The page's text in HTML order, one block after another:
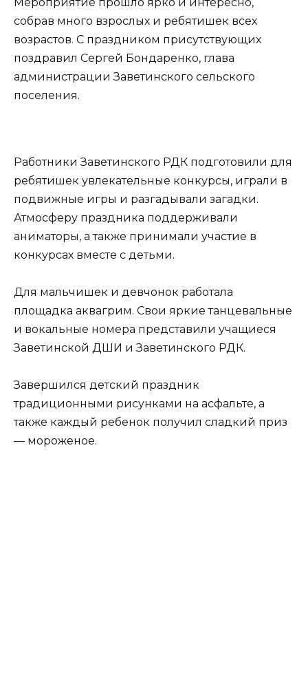
собрав много взрослых и ребятишек всех
возрастов. С праздником присутствующих
поздравил Сергей Бондаренко, глава
администрации Заветинского сельского
поселения.
Работники Заветинского РДК подготовили для
ребятишек увлекательные конкурсы, играли в
подвижные игры и разгадывали загадки.
Атмосферу праздника поддерживали
аниматоры, а также принимали участие в
конкурсах вместе с детьми.
Для мальчишек и девчонок работала
площадка аквагрим. Свои яркие танцевальные
и вокальные номера представили учащиеся
Заветинской ДШИ и Заветинского РДК.
Завершился детский праздник
традиционными рисунками на асфальте, а
также каждый ребенок получил сладкий приз
— мороженое.